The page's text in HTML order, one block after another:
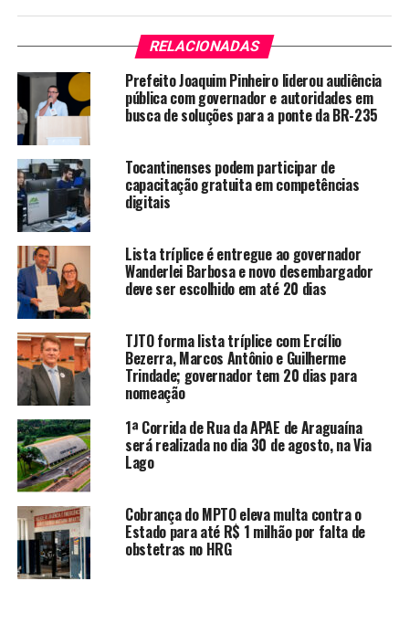
RELACIONADAS
Prefeito Joaquim Pinheiro liderou audiência
pública com governador e autoridades em
busca de soluções para a ponte da BR-235
Tocantinenses podem participar de
capacitação gratuita em competências
digitais
Lista tríplice é entregue ao governador
Wanderlei Barbosa e novo desembargador
deve ser escolhido em até 20 dias
TJTO forma lista tríplice com Ercílio
Bezerra, Marcos Antônio e Guilherme
Trindade; governador tem 20 dias para
nomeação
1ª Corrida de Rua da APAE de Araguaína
será realizada no dia 30 de agosto, na Via
Lago
Cobrança do MPTO eleva multa contra o
Estado para até R$ 1 milhão por falta de
obstetras no HRG